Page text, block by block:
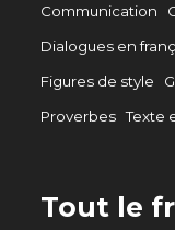
Communication
Dialogues en
Figures de style
Proverbes Texte
Tout le